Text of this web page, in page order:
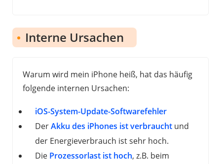
Interne Ursachen
Warum wird mein iPhone heiß, hat das häufig
folgende internen Ursachen:
iOS-System-Update-Softwarefehler
DerAkku des iPhones ist verbraucht und
der Energieverbrauch ist sehr hoch.
Die Prozessorlast ist hoch, z.B. beim